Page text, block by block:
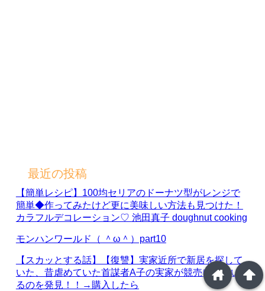
最近の投稿
【簡単レシピ】100均セリアのドーナツ型がレンジで
簡単◆作ってみたけど更に美味しい方法も見つけた！
カラフルデコレーション♡ 池田真子 doughnut cooking
モンハンワールド（ ＾ω＾）part10
【スカッとする話】【復讐】実家近所で新居を探して
いた、昔虐めていた首謀者A子の実家が競売に出てい
るのを発見！！→購入したら
arrowup
home